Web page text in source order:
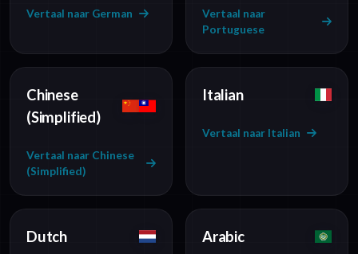
Vertaal naar German
Vertaal naar
Portuguese
Chinese
(Simplified)
Vertaal naar Chinese
(Simplified)
Italian
Vertaal naar Italian
Dutch Arabic